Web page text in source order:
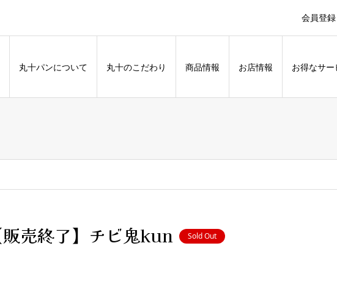
会員登録
丸十パンについて 丸十のこだわり 商品情報 お店情報 お得なサー
販売終了】チビ鬼kun Sold Out